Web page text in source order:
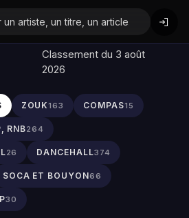
Classement du 3 août
2026
ZOUK163 COMPAS15
RNB264
26 DANCEHALL374
SOCA ET BOUYON66
30